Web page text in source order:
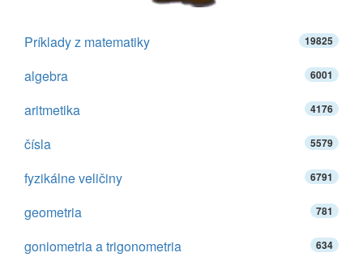
Príklady z matematiky 19825
algebra 6001
aritmetika 4176
čísla 5579
fyzikálne veličiny 6791
geometria 781
goniometria a trigonometria 634